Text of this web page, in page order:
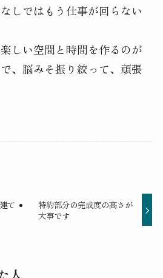
しではもう仕事が回らない
しい空間と時間を作るのが
、脳みそ振り絞って、頑張
て
特約部分の完成度の高さが
大事です